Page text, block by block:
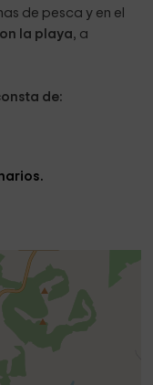
de playa, que está
pantano.
de pesca y en el
la playa, a
de: